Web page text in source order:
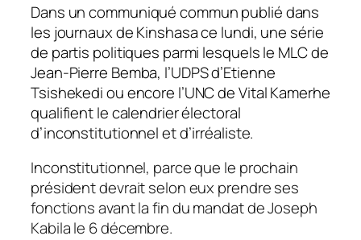
Dans un communiqué commun publié dans
les journaux de Kinshasa ce lundi, une série
de partis politiques parmi lesquels le MLC de
Jean-Pierre Bemba, l’UDPS d’Etienne
Tsishekedi ou encore l’UNC de Vital Kamerhe
qualifient le calendrier électoral
d’inconstitutionnel et d’irréaliste.
Inconstitutionnel, parce que le prochain
président devrait selon eux prendre ses
fonctions avant la fin du mandat de Joseph
Kabila le 6 décembre.